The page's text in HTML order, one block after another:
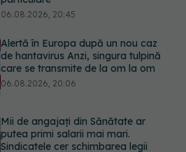
06.08.2026, 20:06
Mii de angajați din Sănătate ar
putea primi salarii mai mari.
Sindicatele cer schimbarea legii
06.08.2026, 19:26
EXCLUSIV Cancerele ginecologice
care pot fi tratate fără operație. Dr.
Sorin Bogdan (SANADOR): Chirurgia